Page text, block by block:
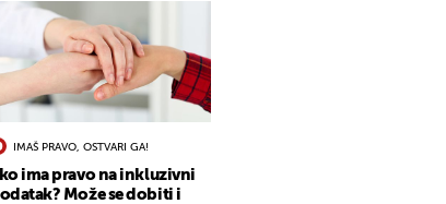
IMAŠ PRAVO, OSTVARI GA!
ima pravo na inkluzivni
Može se dobiti i